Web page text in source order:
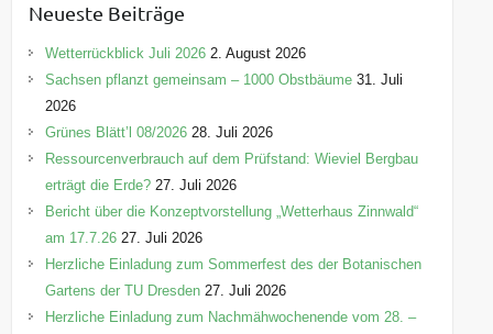
g
o
r
e
n
Neueste Beiträge
Wetterrückblick Juli 2026 2. August 2026
Sachsen pflanzt gemeinsam – 1000 Obstbäume 31. Juli
2026
Grünes Blätt’l 08/2026 28. Juli 2026
Ressourcenverbrauch auf dem Prüfstand: Wieviel Bergbau
erträgt die Erde? 27. Juli 2026
Bericht über die Konzeptvorstellung „Wetterhaus Zinnwald“
am 17.7.26 27. Juli 2026
Herzliche Einladung zum Sommerfest des der Botanischen
Gartens der TU Dresden 27. Juli 2026
Herzliche Einladung zum Nachmähwochenende vom 28. –